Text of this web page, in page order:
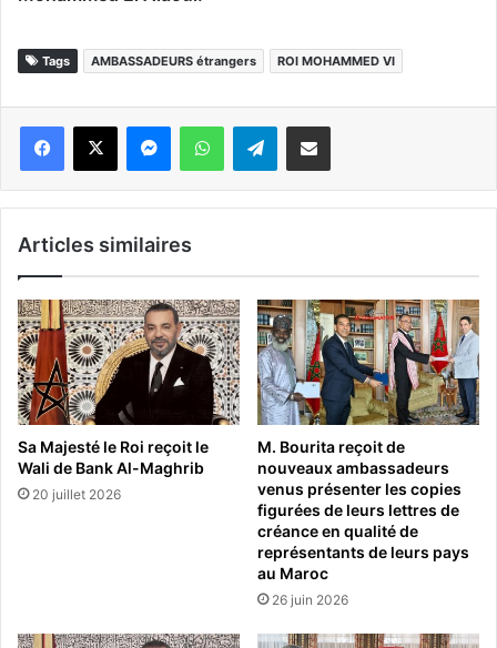
Tags AMBASSADEURS étrangers ROI MOHAMMED VI
WhatsApp Telegram
Articles similaires
Sa Majesté le Roi reçoit le
Wali de Bank Al-Maghrib
20 juillet 2026
M. Bourita reçoit de
nouveaux ambassadeurs
venus présenter les copies
figurées de leurs lettres de
créance en qualité de
représentants de leurs pays
au Maroc
26 juin 2026